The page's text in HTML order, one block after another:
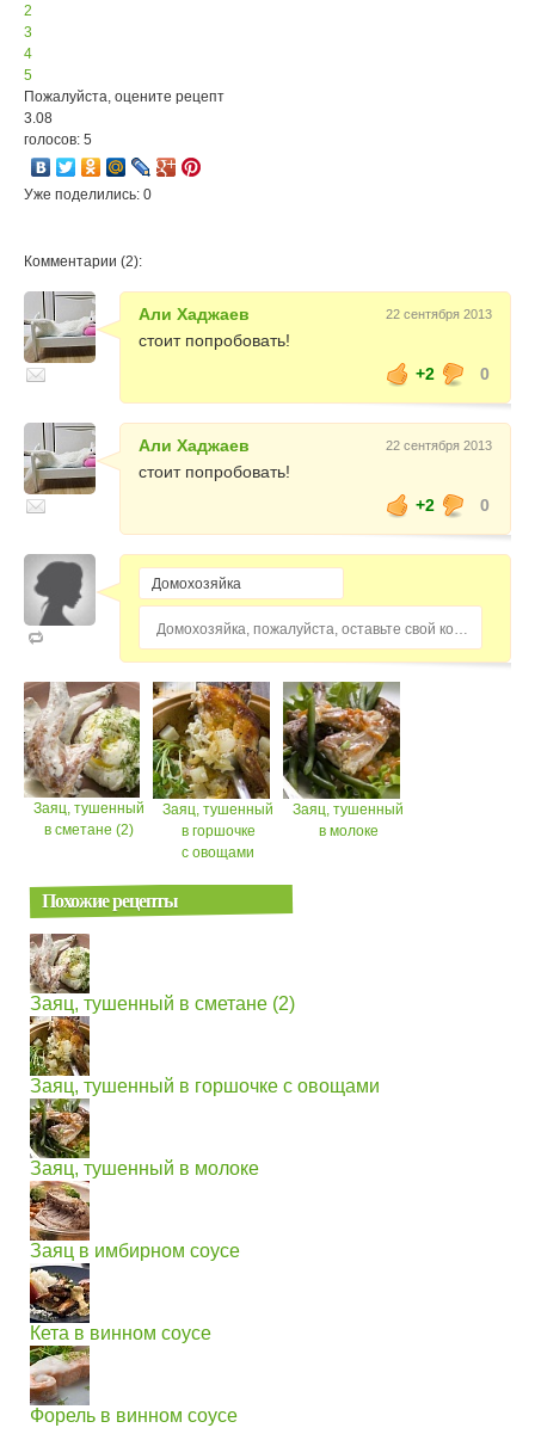
2
3
4
5
Пожалуйста, оцените рецепт
3.08
голосов: 5
Уже поделились: 0
Комментарии (2):
Али Хаджаев 22 сентября 2013
стоит попробовать!
+2
0
Али Хаджаев 22 сентября 2013
стоит попробовать!
+2
0
Домохозяйка, пожалуйста, оставьте свой комментарий...
Заяц, тушенный
в сметане (2)
Заяц, тушенный
в горшочке
с овощами
Заяц, тушенный
в молоке
Похожие рецепты
Заяц, тушенный в сметане (2)
Заяц, тушенный в горшочке с овощами
Заяц, тушенный в молоке
Заяц в имбирном соусе
Кета в винном соусе
Форель в винном соусе